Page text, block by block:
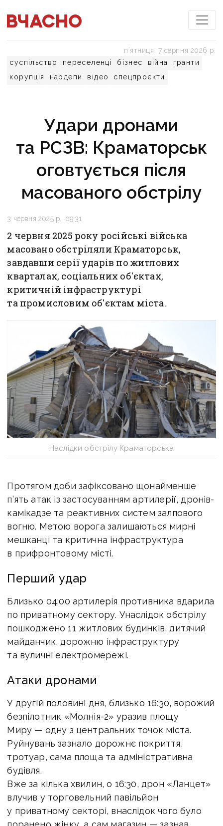
суспільство переселенці бізнес війна
гранти
корупція
нардепи відео спецпроєкти
пʼятниця, 7 серпня 2026 р.
Удари дронами
та РСЗВ: Краматорськ
оговтується після
масованого обстрілу
3 червня 2025 р., 09:31
2 червня 2025 року російські війська
масовано обстріляли Краматорськ,
завдавши серії ударів по житлових
кварталах, соціальних об'єктах,
критичній інфраструктурі
та промисловим об'єктам міста.
Наслідки обстрілу Краматорська
Протягом доби зафіксовано щонайменше
п’ять атак із застосуванням артилерії, дронів-
камікадзе та реактивних систем залпового
вогню. Метою ворога залишаються мирні
мешканці та критична інфраструктура
в прифронтовому місті.
Перший удар
Близько 04:00 артилерія противника вдарила
по приватному сектору. Унаслідок обстрілу
пошкоджено 11 житлових будинків, дитячий
майданчик, дорожню інфраструктуру
та вуличні електромережі.
Атаки дронами
У другій половині дня, близько 16:30, ворожий
безпілотник «Молнія-2» уразив площу
Миру — одну з центральних точок міста.
Руйнувань зазнало дорожнє покриття,
тротуар, сама площа та адміністративна
будівля.
Вже за кілька хвилин, о 16:30, дрон «Ланцет»
влучив у торговельний павільйон
у приватному секторі, внаслідок чого було